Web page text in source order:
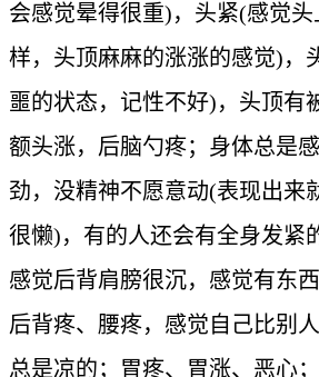
会感觉晕得很重)，头紧(感觉
样，头顶麻麻的涨涨的感觉)，
噩的状态，记性不好)，头顶有
额头涨，后脑勺疼；身体总是
劲，没精神不愿意动(表现出来
很懒)，有的人还会有全身发紧
感觉后背肩膀很沉，感觉有东
后背疼、腰疼，感觉自己比别
总是凉的；胃疼、胃涨、恶心